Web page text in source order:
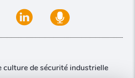
culture de sécurité industrielle